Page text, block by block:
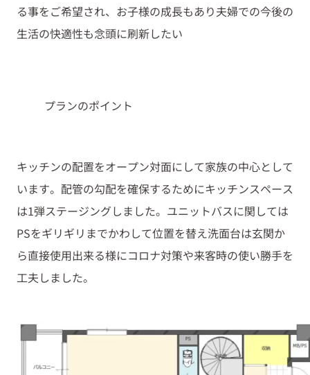
る事をご希望され、お子様の成長もあり夫婦での今後の
生活の快適性も念頭に刷新したい
プランのポイント
キッチンの配置をオープン対面にして家族の中心として
います。配管の勾配を確保するためにキッチンスペース
は1弾ステージングしました。ユニットバスに関しては
PSをギリギリまでかわして位置を替え洗面台は玄関か
ら直接使用出来る様にコロナ対策や来客時の使い勝手を
工夫しました。